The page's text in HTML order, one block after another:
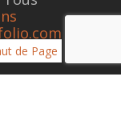
de Page